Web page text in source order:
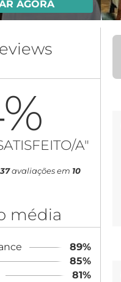
AGORA
%
A"
avaliações em 10
média
89%
85%
81%